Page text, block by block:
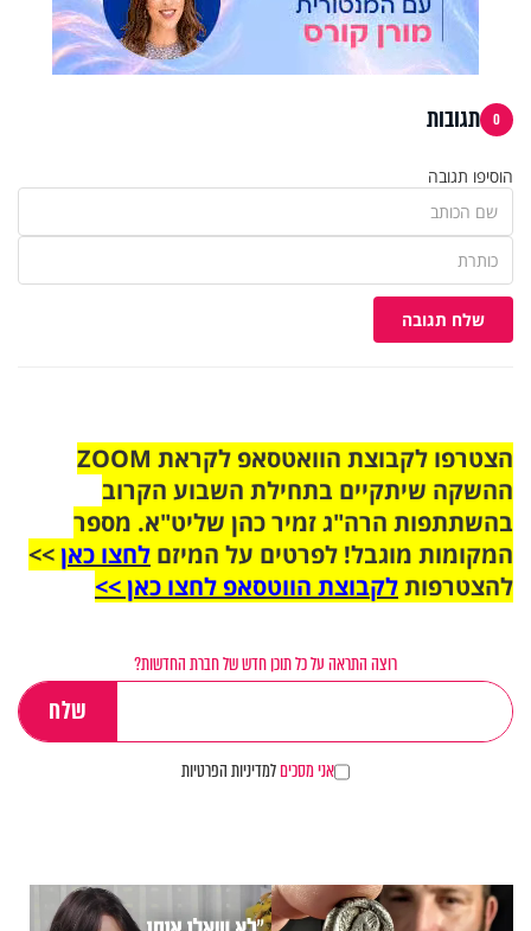
0 תגובות
הוסיפו תגובה
שלח תגובה
הצטרפו לקבוצת הוואטסאפ לקראת ZOOM
ההשקה שיתקיים בתחילת השבוע הקרוב
בהשתתפות הרה"ג זמיר כהן שליט"א. מספר
המקומות מוגבל! לפרטים על המיזם לחצו כאן>>
להצטרפותלקבוצת הווטסאפ לחצו כאן >>
רוצה התראה על כל תוכן חדש של חברת החדשות?
אני מסכיםלמדיניות הפרטיות